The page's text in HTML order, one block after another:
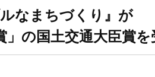
なまちづくり』が
」の国土交通大臣賞を